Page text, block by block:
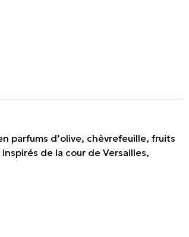
parfums d’olive, chèvrefeuille, fruits
de la cour de Versailles,